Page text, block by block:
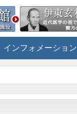
インフォメーション